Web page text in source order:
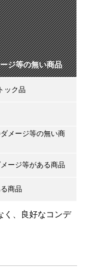
ジ等の無い商品
ック品
メージ等の無い商
ージ等がある商品
商品
く、良好なコンデ